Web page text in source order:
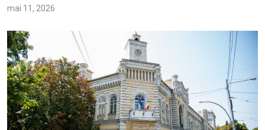
mai 11, 2026